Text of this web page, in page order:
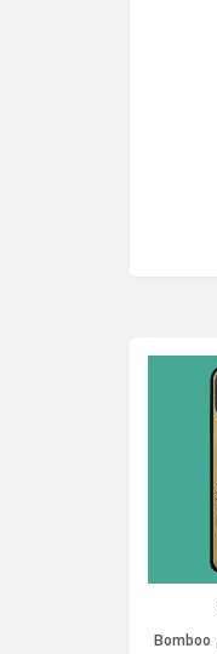
قاب گوشی آیفون 12 چوبی Bomboo